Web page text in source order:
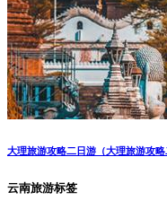
大理旅游攻略二日游（大理旅游攻略
云南旅游标签